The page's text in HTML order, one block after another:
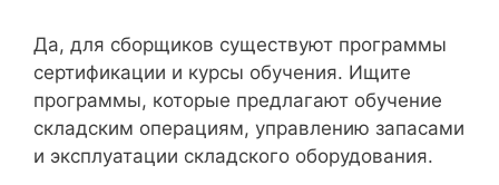
Да, для сборщиков существуют программы
сертификации и курсы обучения. Ищите
программы, которые предлагают обучение
складским операциям, управлению запасами
и эксплуатации складского оборудования.